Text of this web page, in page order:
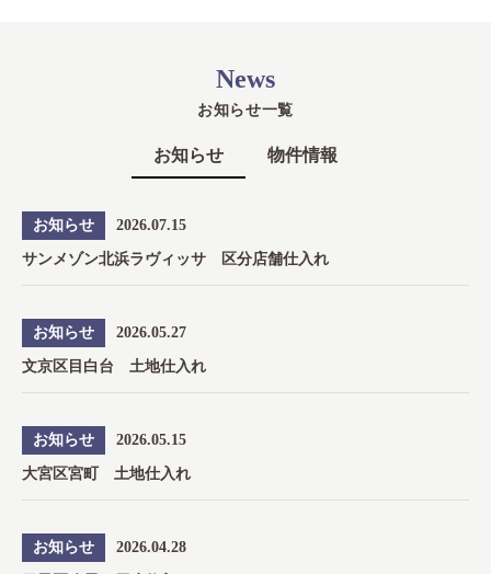
News
お知らせ一覧
お知らせ 物件情報
お知らせ 2026.07.15
サンメゾン北浜ラヴィッサ 区分店舗仕入れ
お知らせ 2026.05.27
文京区目白台 土地仕入れ
お知らせ 2026.05.15
大宮区宮町 土地仕入れ
お知らせ 2026.04.28